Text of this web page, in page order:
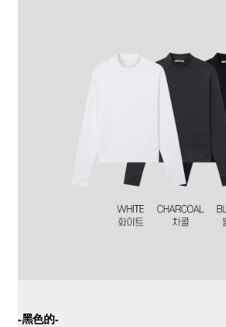
-黑色的-